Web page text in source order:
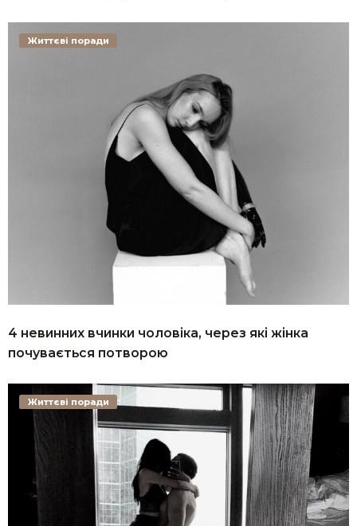
4 невинних вчинки чоловіка, через які жінка
почувається потворою
Життєві поради
Життєві поради